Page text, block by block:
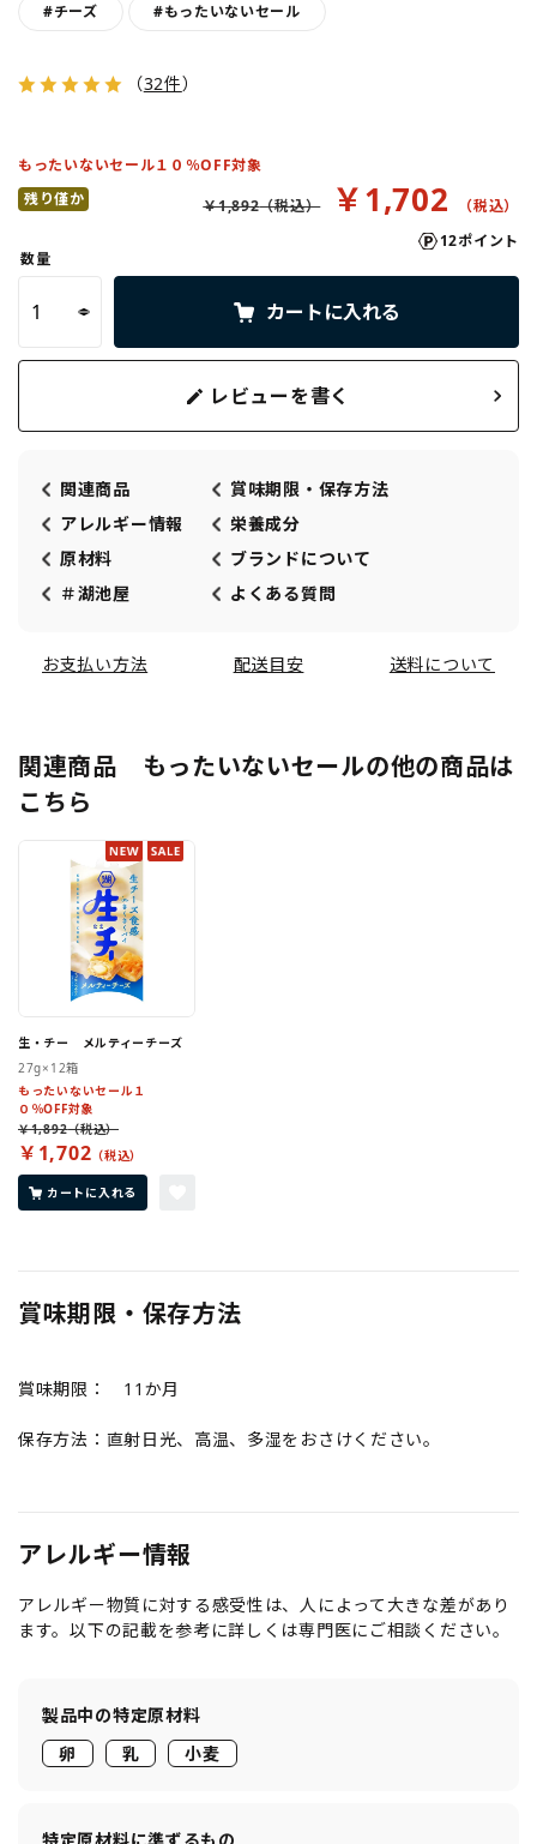
#チーズ #もったいないセール
（32件）
残り僅か
もったいないセール１０％OFF対象
￥1,702
￥1,892
12ポイント
数量
カートに入れる
レビューを書く
関連商品
賞味期限・保存方法
アレルギー情報
栄養成分
原材料
ブランドについて
＃湖池屋
よくある質問
お支払い方法 配送目安 送料について
関連商品 もったいないセールの他の商品は
こちら
生・チー メルティーチーズ
27g×12箱
もったいないセール１
０％OFF対象
￥1,702
￥1,892
カートに入れる
賞味期限・保存方法
賞味期限： 11か月
保存方法：直射日光、高温、多湿をおさけください。
アレルギー情報
アレルギー物質に対する感受性は、人によって大きな差があり
ます。以下の記載を参考に詳しくは専門医にご相談ください。
製品中の特定原材料
卵
乳 小麦